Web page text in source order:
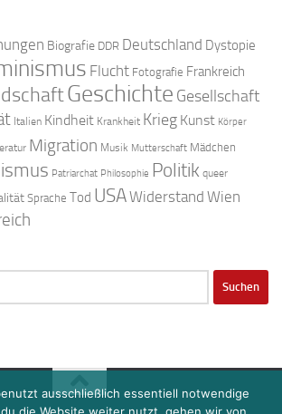
Biografie DDR Deutschland Dystopie
Flucht Fotografie Frankreich
Geschichte Gesellschaft
Italien Kindheit Krankheit Krieg Kunst Körper
Migration Musik Mutterschaft Mädchen
Patriarchat Philosophie Politik queer
Sprache Tod USAWiderstand Wien
ausschließlich essentiell notwendige